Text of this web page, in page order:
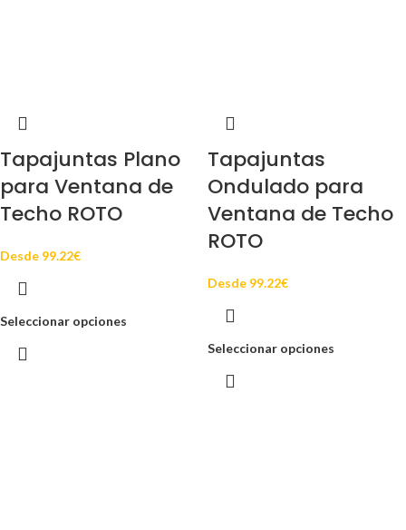
Tapajuntas Plano
para Ventana de
Techo ROTO
Desde 99.22€
Seleccionar opciones
Tapajuntas
Ondulado para
Ventana de Techo
ROTO
Desde 99.22€
Seleccionar opciones